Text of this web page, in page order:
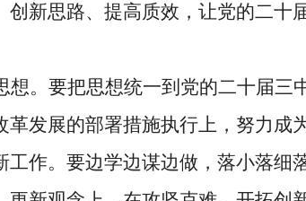
创新思路、提高质效，让党的二十
。要把思想统一到党的二十届三
发展的部署措施执行上，努力成
作。要边学边谋边做，落小落细